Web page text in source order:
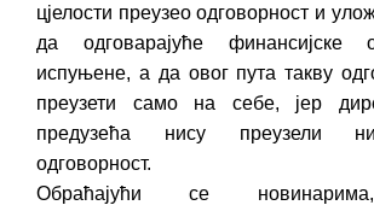
цјелости преузео одговорност и
да одговарајуће финансијске
испуњене, а да овог пута такву
преузети само на себе, јер
предузећа нису преузели
одговорност.
Обраћајући се